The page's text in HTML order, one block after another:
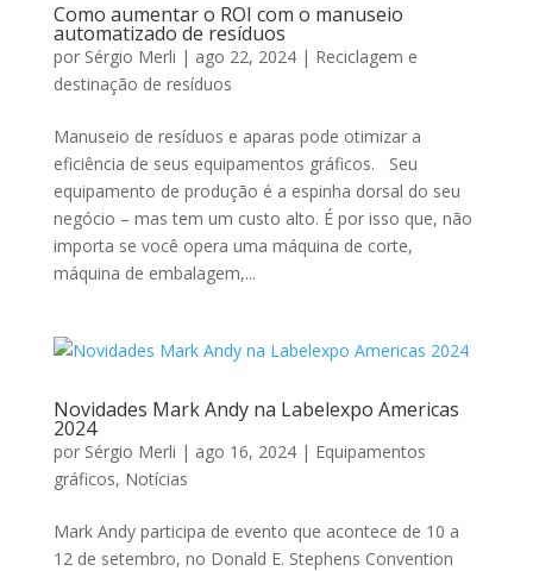
Como aumentar o ROI com o manuseio
automatizado de resíduos
por Sérgio Merli | ago 22, 2024| Reciclagem e
destinação de resíduos
Manuseio de resíduos e aparas pode otimizar a
eficiência de seus equipamentos gráficos. Seu
equipamento de produção é a espinha dorsal do seu
negócio – mas tem um custo alto. É por isso que, não
importa se você opera uma máquina de corte,
máquina de embalagem,...
Novidades Mark Andy na Labelexpo Americas
2024
por Sérgio Merli | ago 16, 2024| Equipamentos
gráficos, Notícias
Mark Andy participa de evento que acontece de 10 a
12 de setembro, no Donald E. Stephens Convention